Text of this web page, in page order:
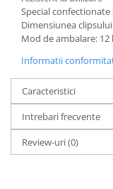
dispensere
Articole pentru rufe,
geamuri, mobila
Articole pentru
pardoseli
Intretinere si
Saci de gunoi
Accesorii pentru
Special
Dimensiunea
Mod de ambalare:
Informatii
Caracteristici
Intrebari frecvente
Review-uri(0)